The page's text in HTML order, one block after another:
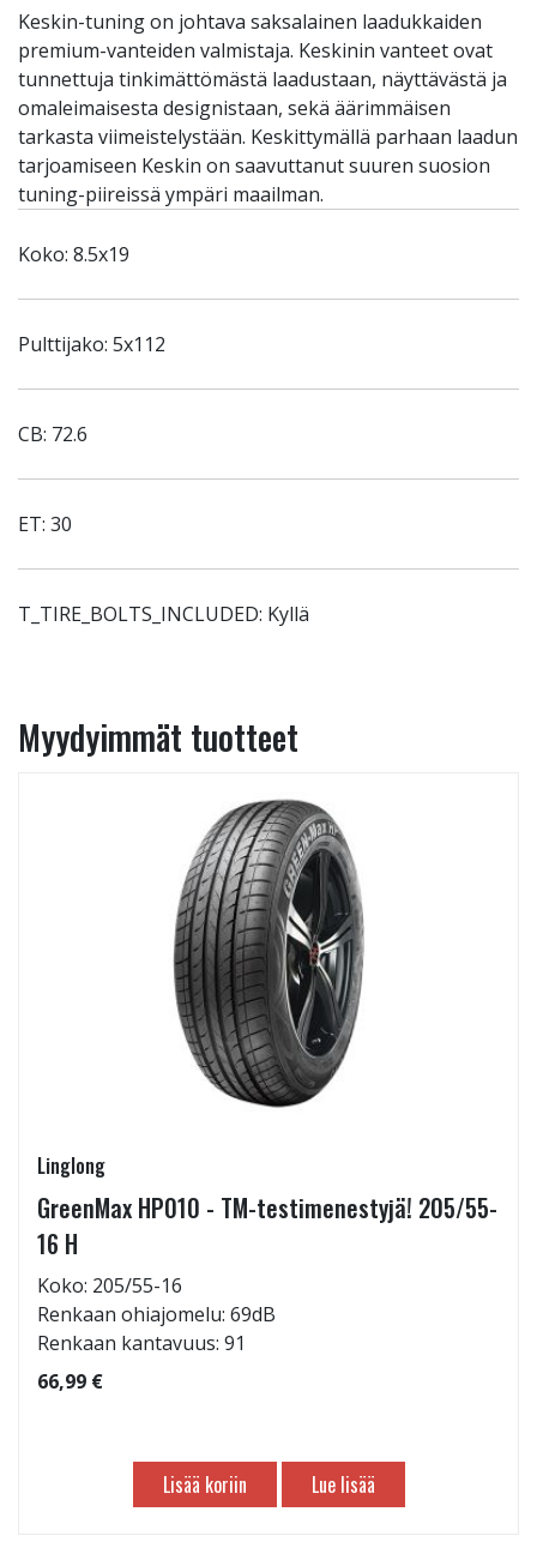
Keskin-tuning on johtava saksalainen laadukkaiden
premium-vanteiden valmistaja. Keskinin vanteet ovat
tunnettuja tinkimättömästä laadustaan, näyttävästä ja
omaleimaisesta designistaan, sekä äärimmäisen
tarkasta viimeistelystään. Keskittymällä parhaan laadun
tarjoamiseen Keskin on saavuttanut suuren suosion
tuning-piireissä ympäri maailman.
Koko: 8.5x19
Pulttijako: 5x112
CB: 72.6
ET: 30
T_TIRE_BOLTS_INCLUDED: Kyllä
Myydyimmät tuotteet
Linglong
GreenMax HP010 - TM-testimenestyjä! 205/55-
16 H
Koko: 205/55-16
Renkaan ohiajomelu: 69dB
Renkaan kantavuus: 91
66,99 €
Lisää koriin Lue lisää